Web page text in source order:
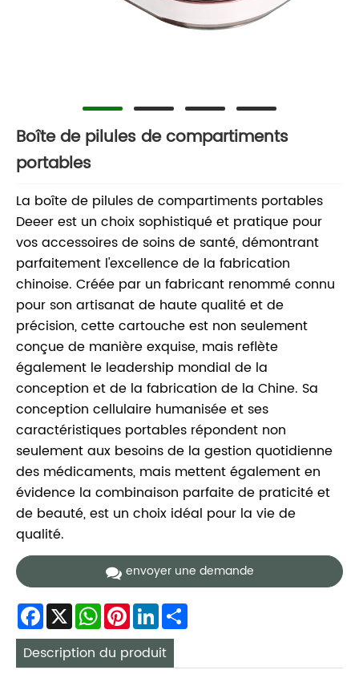
Boîte de pilules de compartiments
portables
La boîte de pilules de compartiments portables
Deeer est un choix sophistiqué et pratique pour
vos accessoires de soins de santé, démontrant
parfaitement l'excellence de la fabrication
chinoise. Créée par un fabricant renommé connu
pour son artisanat de haute qualité et de
précision, cette cartouche est non seulement
conçue de manière exquise, mais reflète
également le leadership mondial de la
conception et de la fabrication de la Chine. Sa
conception cellulaire humanisée et ses
caractéristiques portables répondent non
seulement aux besoins de la gestion quotidienne
des médicaments, mais mettent également en
évidence la combinaison parfaite de praticité et
de beauté, est un choix idéal pour la vie de
qualité.
envoyer une demande
Facebook
X WhatsApp
Pinterest
LinkedIn
Description du produit